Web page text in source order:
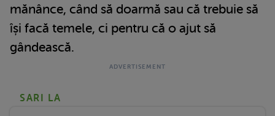
mănânce, când să doarmă sau că trebuie să
își facă temele, ci pentru că o ajut să
gândească.
SARI LA